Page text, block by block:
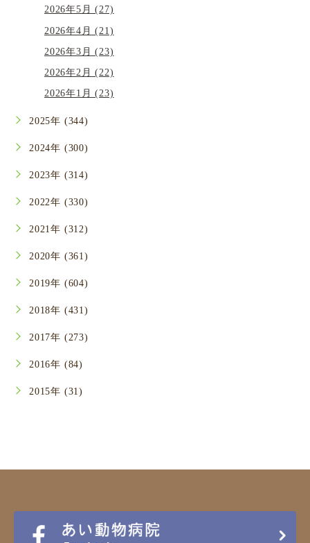
2026年5月 (27)
2026年4月 (21)
2026年3月 (23)
2026年2月 (22)
2026年1月 (23)
2025年 (344)
2024年 (300)
2023年 (314)
2022年 (330)
2021年 (312)
2020年 (361)
2019年 (604)
2018年 (431)
2017年 (273)
2016年 (84)
2015年 (31)